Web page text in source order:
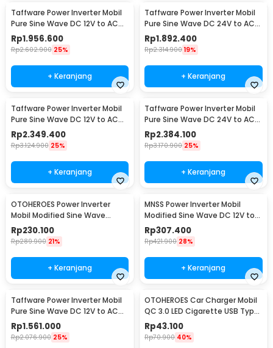
Taffware Power Inverter Mobil
Pure Sine Wave DC 12V to AC
220V 5000W - NBQ5000W
Rp1.956.600
Rp2.602.900 25%
+ Keranjang
Taffware Power Inverter Mobil
Pure Sine Wave DC 24V to AC
220V 5000W - NBQ5000W
Rp1.892.400
Rp2.314.900 19%
+ Keranjang
Taffware Power Inverter Mobil
Pure Sine Wave DC 12V to AC
220V 6000W - NBQ6000W
Rp2.349.400
Rp3.124.900 25%
+ Keranjang
Taffware Power Inverter Mobil
Pure Sine Wave DC 24V to AC
220V 6000W - NBQ6000W
Rp2.384.100
Rp3.170.900 25%
+ Keranjang
OTOHEROES Power Inverter
Mobil Modified Sine Wave
DC12V to AC220V 300W - E8982
Rp230.100
Rp289.900 21%
+ Keranjang
MNSS Power Inverter Mobil
Modified Sine Wave DC 12V to
AC 220V 4000W - Q4000
Rp307.400
Rp421.900 28%
+ Keranjang
Taffware Power Inverter Mobil
Pure Sine Wave DC 12V to AC
220V 5500W - CJ-5500Q
Rp1.561.000
Rp2.076.900 25%
OTOHEROES Car Charger Mobil
QC 3.0 LED Cigarette USB Type
C 6.5A 66W - M7
Rp43.100
Rp70.900 40%